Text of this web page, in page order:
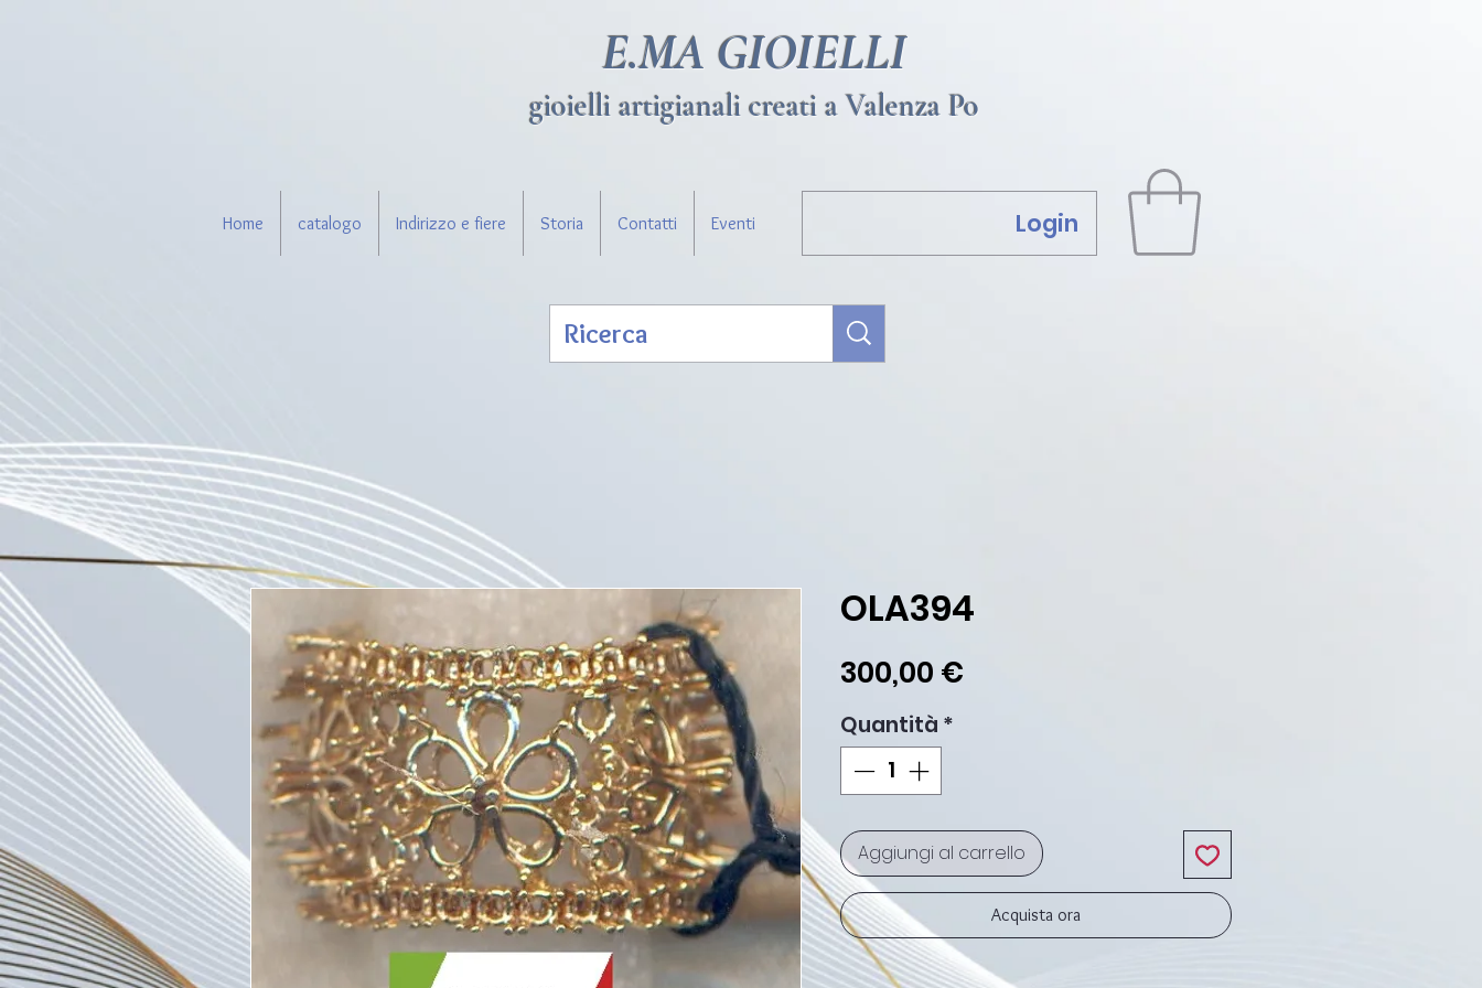
E.MA GIOIELLI
gioielli artigianali creati a Valenza Po
Home catalogo Indirizzo e fiere Storia Contatti Eventi Login
OLA394
300,00 €
Quantità *
Aggiungi al carrello
Acquista ora